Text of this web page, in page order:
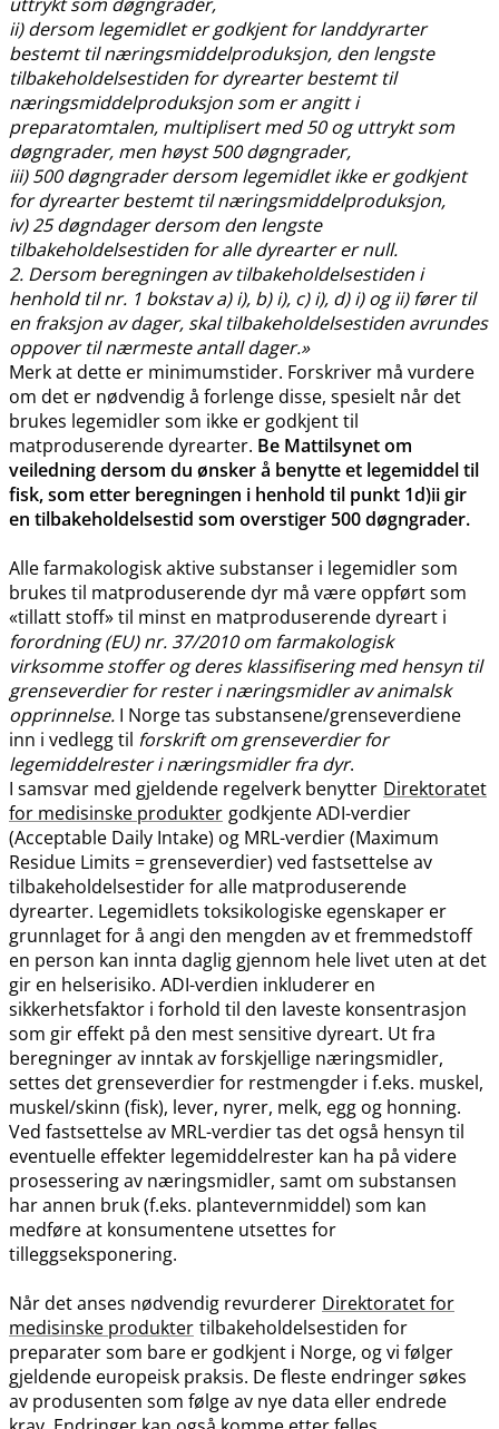
ii) dersom legemidlet er godkjent for landdyrarter
bestemt til næringsmiddelproduksjon, den lengste
tilbakeholdelsestiden for dyrearter bestemt til
næringsmiddelproduksjon som er angitt i
preparatomtalen, multiplisert med 50 og uttrykt som
døgngrader, men høyst 500 døgngrader,
iii) 500 døgngrader dersom legemidlet ikke er godkjent
for dyrearter bestemt til næringsmiddelproduksjon,
iv) 25 døgndager dersom den lengste
tilbakeholdelsestiden for alle dyrearter er null.
2. Dersom beregningen av tilbakeholdelsestiden i
henhold til nr. 1 bokstav a) i), b) i), c) i), d) i) og ii) fører til
en fraksjon av dager, skal tilbakeholdelsestiden avrundes
oppover til nærmeste antall dager.»
Merk at dette er minimumstider. Forskriver må vurdere
om det er nødvendig å forlenge disse, spesielt når det
brukes legemidler som ikke er godkjent til
matproduserende dyrearter. Be Mattilsynet om
veiledning dersom du ønsker å benytte et legemiddel til
fisk, som etter beregningen i henhold til punkt 1d)ii gir
en tilbakeholdelsestid som overstiger 500 døgngrader.
Alle farmakologisk aktive substanser i legemidler som
brukes til matproduserende dyr må være oppført som
«tillatt stoff» til minst en matproduserende dyreart i
forordning (EU) nr. 37/2010 om farmakologisk
virksomme stoffer og deres klassifisering med hensyn til
grenseverdier for rester i næringsmidler av animalsk
opprinnelse. I Norge tas substansene​/​grenseverdiene
inn i vedlegg til forskrift om grenseverdier for
legemiddelrester i næringsmidler fra dyr.
I samsvar med gjeldende regelverk benytter Direktoratet
for medisinske produkter godkjente ADI-verdier
(Acceptable Daily Intake) og MRL-verdier (Maximum
Residue Limits = grenseverdier) ved fastsettelse av
tilbakeholdelsestider for alle matproduserende
dyrearter. Legemidlets toksikologiske egenskaper er
grunnlaget for å angi den mengden av et fremmedstoff
en person kan innta daglig gjennom hele livet uten at det
gir en helserisiko. ADI-verdien inkluderer en
sikkerhetsfaktor i forhold til den laveste konsentrasjon
som gir effekt på den mest sensitive dyreart. Ut fra
beregninger av inntak av forskjellige næringsmidler,
settes det grenseverdier for restmengder i f.eks. muskel,
muskel​/​skinn (fisk), lever, nyrer, melk, egg og honning.
Ved fastsettelse av MRL-verdier tas det også hensyn til
eventuelle effekter legemiddelrester kan ha på videre
prosessering av næringsmidler, samt om substansen
har annen bruk (f.eks. plantevernmiddel) som kan
medføre at konsumentene utsettes for
tilleggseksponering.
Når det anses nødvendig revurderer Direktoratet for
medisinske produkter tilbakeholdelsestiden for
preparater som bare er godkjent i Norge, og vi følger
gjeldende europeisk praksis. De fleste endringer søkes
av produsenten som følge av nye data eller endrede